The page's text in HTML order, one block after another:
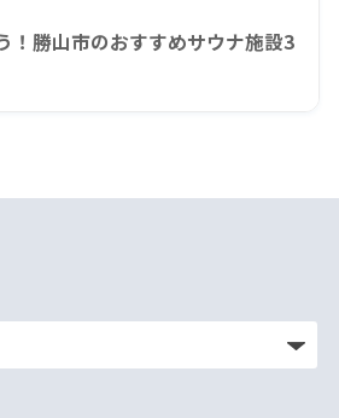
！勝山市のおすすめサウナ施設3